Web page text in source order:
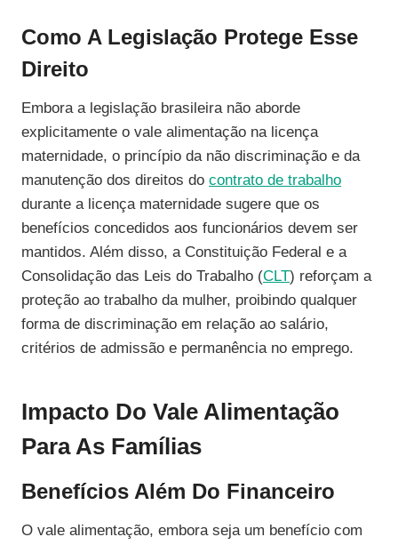
Como A Legislação Protege Esse
Direito
Embora a legislação brasileira não aborde
explicitamente o vale alimentação na licença
maternidade, o princípio da não discriminação e da
manutenção dos direitos do contrato de trabalho
durante a licença maternidade sugere que os
benefícios concedidos aos funcionários devem ser
mantidos. Além disso, a Constituição Federal e a
Consolidação das Leis do Trabalho (CLT) reforçam a
proteção ao trabalho da mulher, proibindo qualquer
forma de discriminação em relação ao salário,
critérios de admissão e permanência no emprego.
Impacto Do Vale Alimentação
Para As Famílias
Benefícios Além Do Financeiro
O vale alimentação, embora seja um benefício com